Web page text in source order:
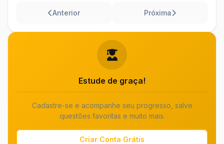
Anterior Próxima
Estude de graça!
Cadastre-se e acompanhe seu progresso, salve
questões favoritas e muito mais.
Criar Conta Grátis